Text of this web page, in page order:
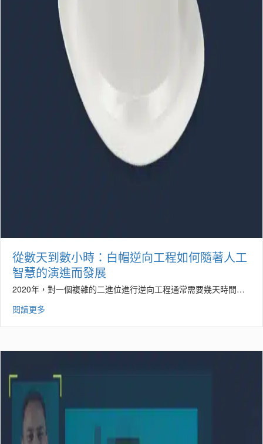
從數天到數小時：白帽逆向工程如何隨著人工
智慧的演進而發展
2020年，對一個複雜的二進位進行逆向工程通常需要幾天時間…
閱讀更多